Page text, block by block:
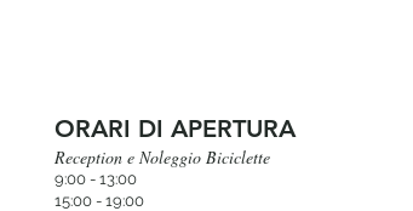
ORARI DI APERTURA
Reception e Noleggio Biciclette
9:00 - 13:00
15:00 - 19:00